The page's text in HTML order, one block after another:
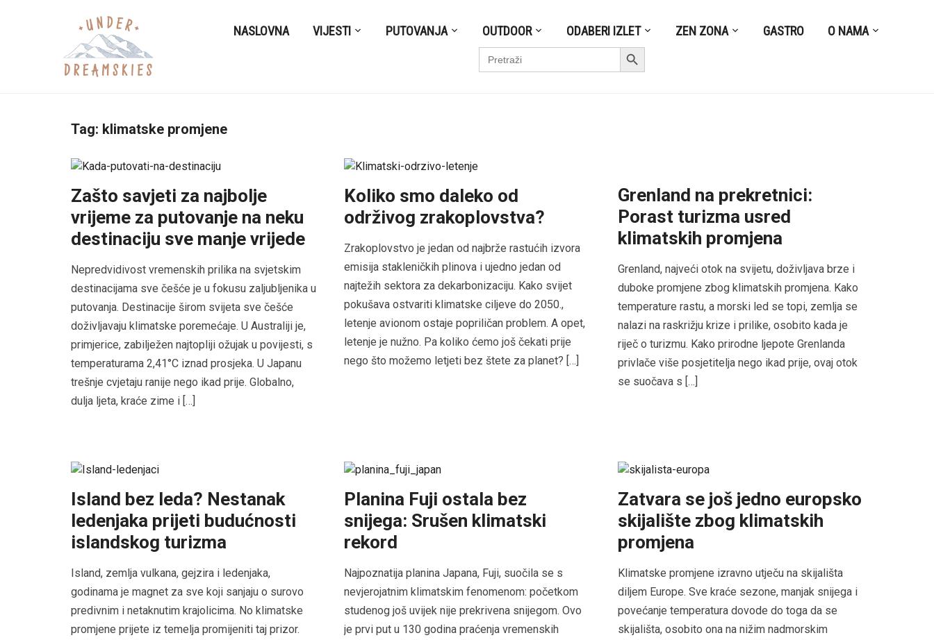
NASLOVNA VIJESTI PUTOVANJA OUTDOOR ODABERI IZLET ZEN ZONA GASTRO O NAMA
Search
for:
Search Button
Tag: klimatske promjene
Zašto savjeti za najbolje
vrijeme za putovanje na neku
destinaciju sve manje vrijede
Nepredvidivost vremenskih prilika na svjetskim
destinacijama sve češće je u fokusu zaljubljenika u
putovanja. Destinacije širom svijeta sve češće
doživljavaju klimatske poremećaje. U Australiji je,
primjerice, zabilježen najtopliji ožujak u povijesti, s
temperaturama 2,41°C iznad prosjeka. U Japanu
trešnje cvjetaju ranije nego ikad prije. Globalno,
dulja ljeta, kraće zime i […]
Koliko smo daleko od
održivog zrakoplovstva?
Zrakoplovstvo je jedan od najbrže rastućih izvora
emisija stakleničkih plinova i ujedno jedan od
najtežih sektora za dekarbonizaciju. Kako svijet
pokušava ostvariti klimatske ciljeve do 2050.,
letenje avionom ostaje popriličan problem. A opet,
letenje je nužno. Pa koliko ćemo još čekati prije
nego što možemo letjeti bez štete za planet? […]
Grenland na prekretnici:
Porast turizma usred
klimatskih promjena
Grenland, najveći otok na svijetu, doživljava brze i
duboke promjene zbog klimatskih promjena. Kako
temperature rastu, a morski led se topi, zemlja se
nalazi na raskrižju krize i prilike, osobito kada je
riječ o turizmu. Kako prirodne ljepote Grenlanda
privlače više posjetitelja nego ikad prije, ovaj otok
se suočava s […]
Island bez leda? Nestanak
ledenjaka prijeti budućnosti
islandskog turizma
Island, zemlja vulkana, gejzira i ledenjaka,
godinama je magnet za sve koji sanjaju o surovo
predivnim i netaknutim krajolicima. No klimatske
promjene prijete iz temelja promijeniti taj prizor.
Planina Fuji ostala bez
snijega: Srušen klimatski
rekord
Najpoznatija planina Japana, Fuji, suočila se s
nevjerojatnim klimatskim fenomenom: početkom
studenog još uvijek nije prekrivena snijegom. Ovo
je prvi put u 130 godina praćenja vremenskih
Zatvara se još jedno europsko
skijalište zbog klimatskih
promjena
Klimatske promjene izravno utječu na skijališta
diljem Europe. Sve kraće sezone, manjak snijega i
povećanje temperatura dovode do toga da se
skijališta, osobito ona na nižim nadmorskim